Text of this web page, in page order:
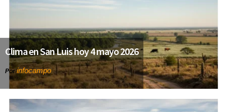
Clima en San Luis hoy 4 mayo 2026
Porinfocampo